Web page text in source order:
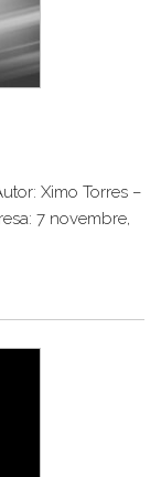
Ximo Torres –
7 novembre,